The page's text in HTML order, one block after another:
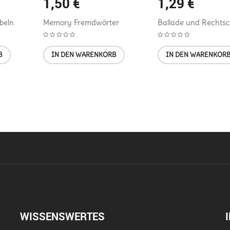
Memory Fremdwörter
IN DEN WARENKORB
Ballade und
IN DEN
WISSENSWERTES